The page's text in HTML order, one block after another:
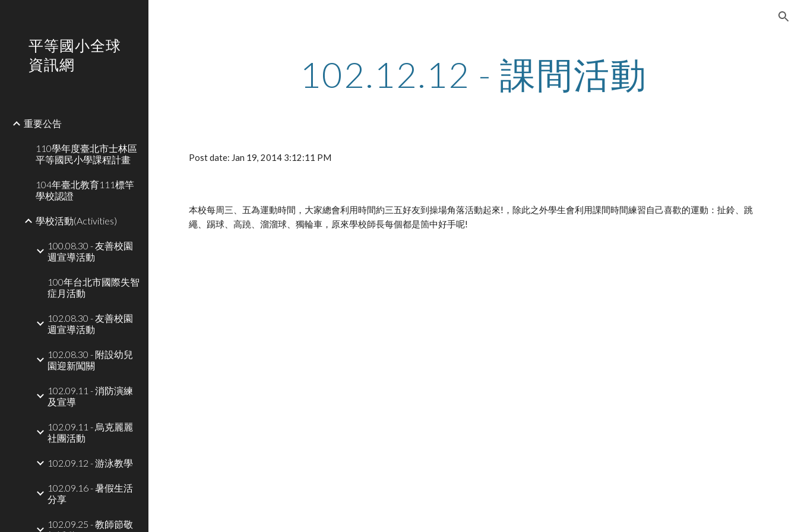
平等國小全球
資訊網
重要公告
110學年度臺北市士林區
平等國民小學課程計畫
104年臺北教育111標竿
學校認證
學校活動(Activities)
100.08.30 - 友善校園
週宣導活動
100年台北市國際失智
症月活動
102.08.30 - 友善校園
週宣導活動
102.08.30 - 附設幼兒
園迎新闖關
102.09.11 - 消防演練
及宣導
102.09.11 - 烏克麗麗
社團活動
102.09.12 - 游泳教學
102.09.16 - 暑假生活
分享
102.09.25 - 教師節敬
102.12.12 - 課間活動
Post date: Jan 19, 2014 3:12:11 PM
本校每周三、五為運動時間，大家總會利用時間約三五好友到操場角落活動起來!，除此之外學生會利用課間時間練習自己喜歡的運動：扯鈴、跳
繩、踢球、高蹺、溜溜球、獨輪車，原來學校師長每個都是箇中好手呢!